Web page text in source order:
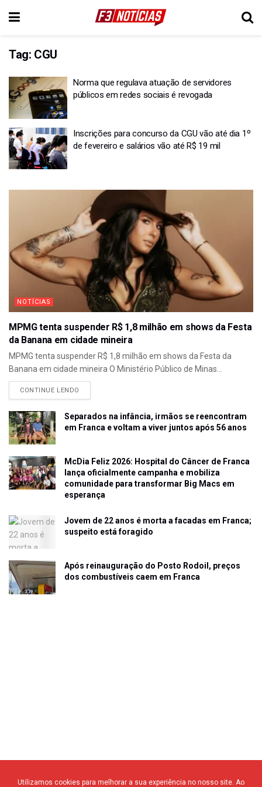
Tag: CGU
Norma que regulava atuação de servidores
públicos em redes sociais é revogada
Inscrições para concurso da CGU vão até dia 1º
de fevereiro e salários vão até R$ 19 mil
NOTÍCIAS
MPMG tenta suspender R$ 1,8 milhão em shows da Festa
da Banana em cidade mineira
MPMG tenta suspender R$ 1,8 milhão em shows da Festa da
Banana em cidade mineira O Ministério Público de Minas...
CONTINUE LENDO
Separados na infância, irmãos se reencontram
em Franca e voltam a viver juntos após 56 anos
McDia Feliz 2026: Hospital do Câncer de Franca
lança oficialmente campanha e mobiliza
comunidade para transformar Big Macs em
esperança
Jovem de 22 anos é morta a facadas em Franca;
suspeito está foragido
Após reinauguração do Posto Rodoil, preços
dos combustíveis caem em Franca